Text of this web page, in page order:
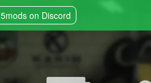
5mods on Discord